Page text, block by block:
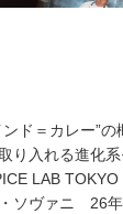
ンド＝カレー”
り入れる進化
LAB
ソヴァニ 26